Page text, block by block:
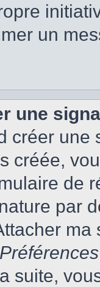
un
une
créer
créée,
de
par
suite,